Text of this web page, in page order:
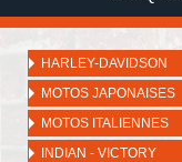
HARLEY-DAVIDSON
MOTOS JAPONAISES
MOTOS ITALIENNES
INDIAN - VICTORY